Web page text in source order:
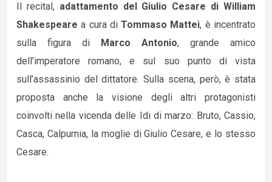
Il recital, adattamento del Giulio Cesare di William
Shakespeare a cura diTommaso Mattei, è incentrato
sulla figura di Marco Antonio, grande amico
dell’imperatore romano, e sul suo punto di vista
sull’assassinio del dittatore. Sulla scena, però, è stata
proposta anche la visione degli altri protagonisti
coinvolti nella vicenda delle Idi di marzo: Bruto, Cassio,
Casca, Calpurnia, la moglie di Giulio Cesare, e lo stesso
Cesare.